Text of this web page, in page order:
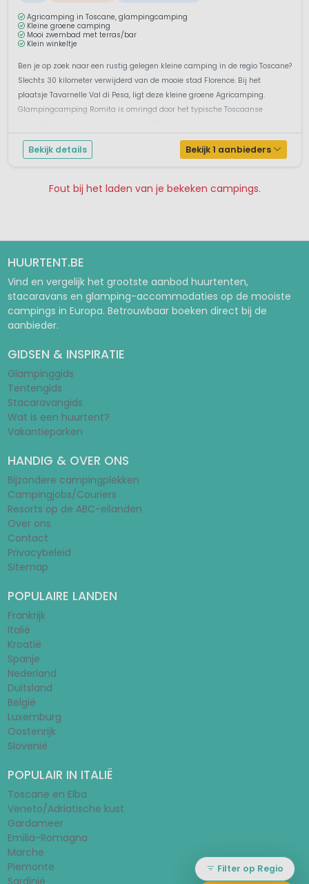
Filter op Regio
Agricamping in Toscane, glampingcamping
Kleine groene camping
Mooi zwembad met terras/bar
Klein winkeltje
Ben je op zoek naar een rustig gelegen kleine camping in de regio Toscane?
Slechts 30 kilometer verwijderd van de mooie stad Florence. Bij het
plaatsje Tavarnelle Val di Pesa, ligt deze kleine groene Agricamping.
Glampingcamping Romita is omringd door het typische Toscaanse
cipr...
Bekijk details Bekijk 1 aanbieders
Fout bij het laden van je bekeken campings.
HUURTENT.BE
Vind en vergelijk het grootste aanbod huurtenten,
stacaravans en glamping-accommodaties op de mooiste
campings in Europa. Betrouwbaar boeken direct bij de
aanbieder.
GIDSEN & INSPIRATIE
Glampinggids
Tentengids
Stacaravangids
Wat is een huurtent?
Vakantieparken
HANDIG & OVER ONS
Bijzondere campingplekken
Campingjobs/Couriers
Resorts op de ABC-eilanden
Over ons
Contact
Privacybeleid
Sitemap
POPULAIRE LANDEN
Frankrijk
Italië
Kroatië
Spanje
Nederland
Duitsland
België
Luxemburg
Oostenrijk
Slovenië
POPULAIR IN ITALIË
Toscane en Elba
Veneto/Adriatische kust
Gardameer
Emilia-Romagna
Marche
Piemonte
Sardinië